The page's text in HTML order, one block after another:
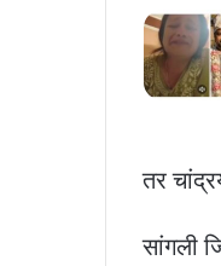
तर
सांगली